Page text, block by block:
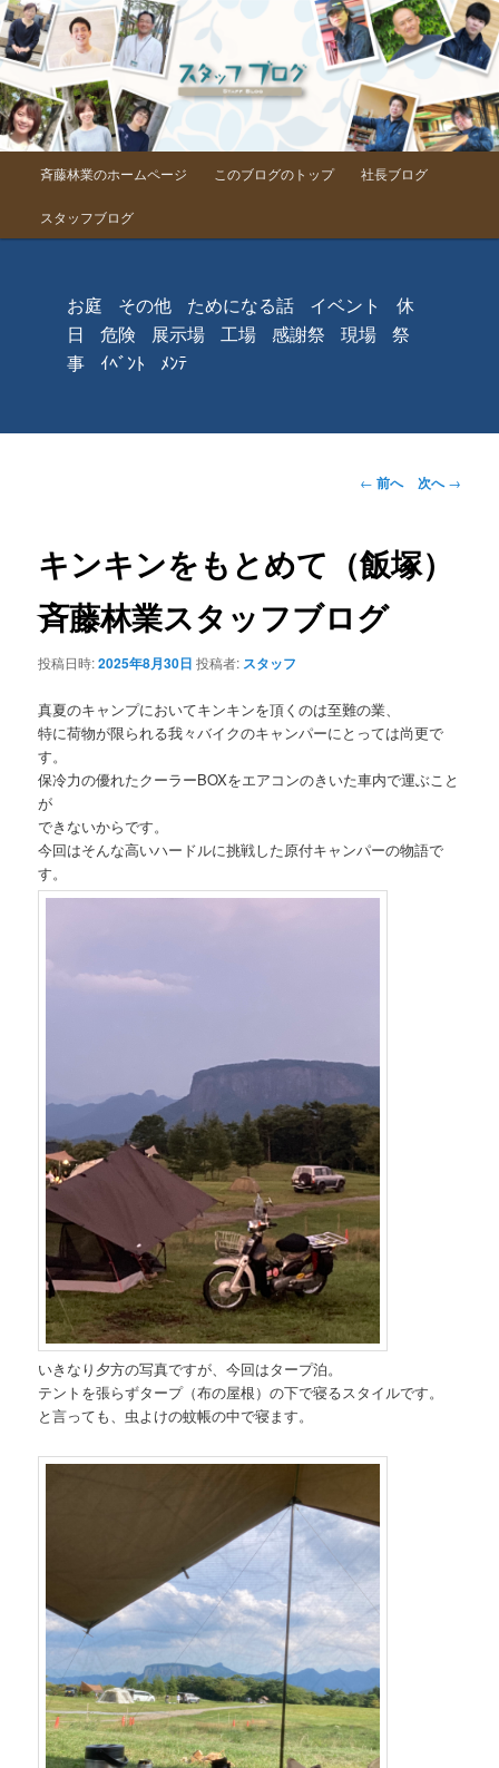
メインメニュー
メインコンテンツへ移動
斉藤林業のホームページ このブログのトップ 社長ブログ
スタッフブログ
お庭 その他 ためになる話 イベント
休
日
危険 展示場 工場 感謝祭 現場
祭
事
ｲﾍﾞﾝﾄ ﾒﾝﾃ
投稿ナビゲーシ
← 前へ 次へ→
キンキンをもとめて（飯塚）
斉藤林業スタッフブログ
投稿日時:2025年8月30日 投稿者: スタッフ
真夏のキャンプにおいてキンキンを頂くのは至難の業、
特に荷物が限られる我々バイクのキャンパーにとっては尚更で
す。
保冷力の優れたクーラーBOXをエアコンのきいた車内で運ぶこと
が
できないからです。
今回はそんな高いハードルに挑戦した原付キャンパーの物語で
す。
いきなり夕方の写真ですが、今回はタープ泊。
テントを張らずタープ（布の屋根）の下で寝るスタイルです。
と言っても、虫よけの蚊帳の中で寝ます。